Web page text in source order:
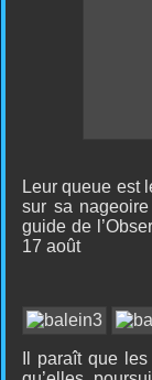
Leur queue est
sur sa
guide de
17 août
Il paraît que